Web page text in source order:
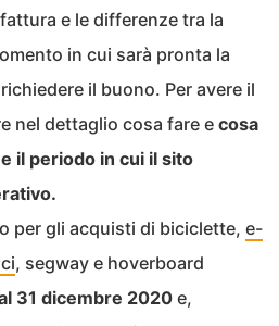
e le differenze tra la
in cui sarà pronta la
il buono. Per avere il
nel dettaglio cosa fare e cosa
il periodo in cui il sito
per gli acquisti di biciclette, e-
, segway e hoverboard
31 dicembre 2020 e,